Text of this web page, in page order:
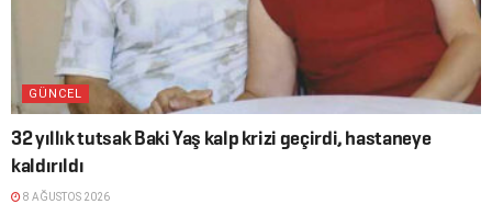
GÜNCEL
32 yıllık tutsak Baki Yaş kalp krizi geçirdi, hastaneye
kaldırıldı
8 AĞUSTOS 2026